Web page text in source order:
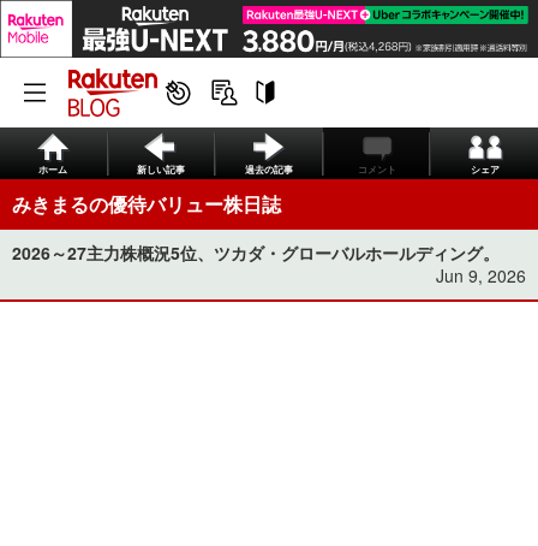
ホーム 新しい記事 過去の記事 コメント シェア
みきまるの優待バリュー株日誌
2026～27主力株概況5位、ツカダ・グローバルホールディング。
Jun 9, 2026